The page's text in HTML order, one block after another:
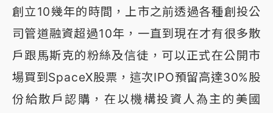
創立10幾年的時間，上市之前透過各種創投公
司管道融資超過10年，一直到現在才有很多散
戶跟馬斯克的粉絲及信徒，可以正式在公開市
場買到SpaceX股票，這次IPO預留高達30%股
份給散戶認購，在以機構投資人為主的美國